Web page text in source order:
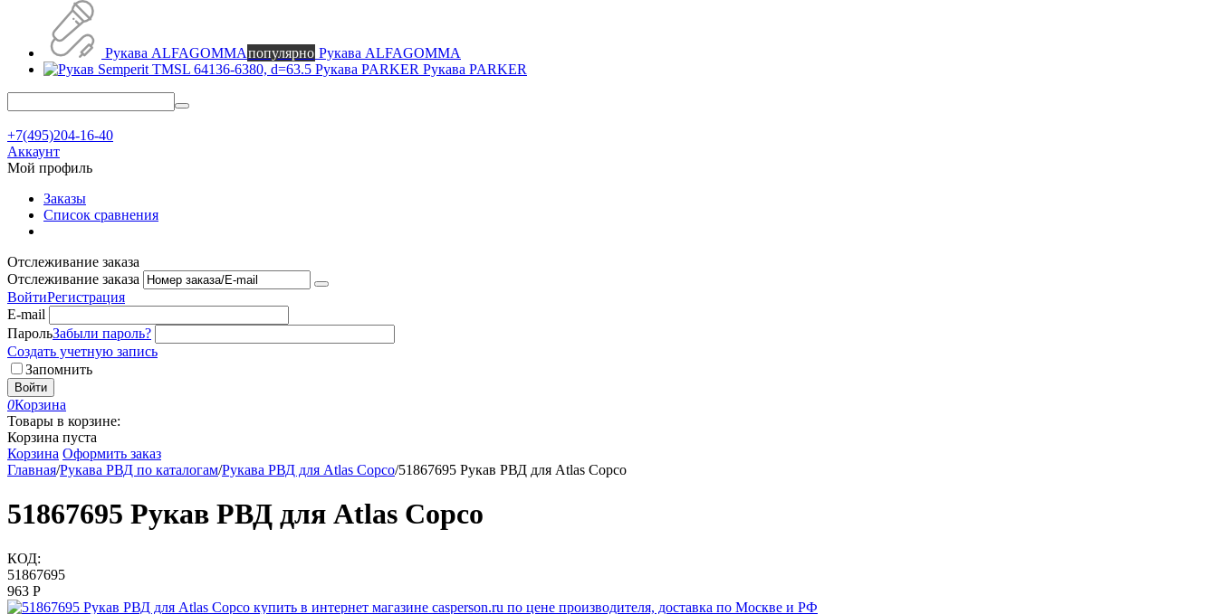
Рукава ALFAGOMMAпопулярно Рукава ALFAGOMMA
Рукава PARKER Рукава PARKER
+7(495)204-16-40
Аккаунт
Мой профиль
Заказы
Список сравнения
Отслеживание заказа
Отслеживание заказа
ВойтиРегистрация
E-mail
ПарольЗабыли пароль?
Создать учетную запись
Запомнить
Войти
0Корзина
Товары в корзине:
Корзина пуста
Корзина Оформить заказ
Главная/Рукава РВД по каталогам/Рукава РВД для Atlas Copco/51867695 Рукав РВД для Atlas Copco
51867695 Рукав РВД для Atlas Copco
КОД:
51867695
‍963‍ Р